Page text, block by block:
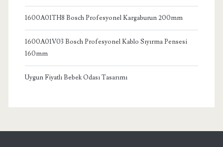
1600A01TH8 Bosch Profesyonel Kargaburun 200mm
1600A01V03 Bosch Profesyonel Kablo Sıyırma Pensesi
160mm
Uygun Fiyatlı Bebek Odası Tasarımı